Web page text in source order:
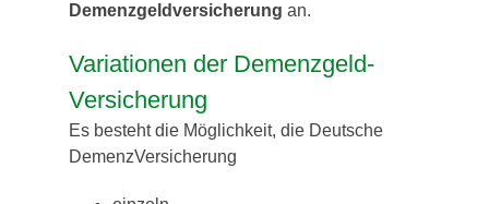
Demenzgeldversicherung an.
Variationen der Demenzgeld-
Versicherung
Es besteht die Möglichkeit, die Deutsche
DemenzVersicherung